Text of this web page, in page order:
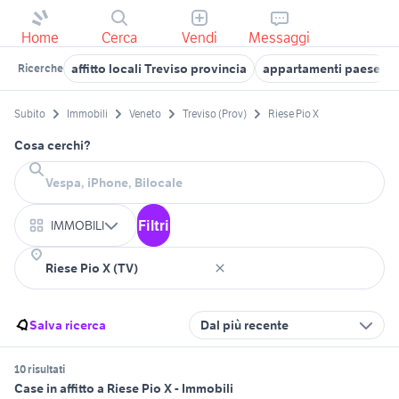
Home Cerca Vendi Messaggi
Ricerche affitto locali Treviso provincia appartamenti paese
Subito Immobili Veneto Treviso (Prov) Riese Pio X
Cosa cerchi?
IMMOBILI Filtri
Salva ricerca Dal più recente
10 risultati
Case in affitto a Riese Pio X - Immobili